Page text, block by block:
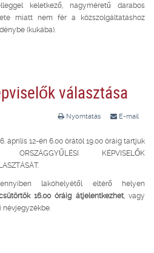
keletkező, nagyméretű darabos
miatt nem fér a közszolgáltatáshoz
(kukába).
választása
Nyomtatás E-mail
április 12-én 6.00 órától 19.00 óráig tartjuk
KÉPVISELŐK
lakóhelyétől eltérő helyen
16.00 óráig átjelentkezhet, vagy
névjegyzékbe.